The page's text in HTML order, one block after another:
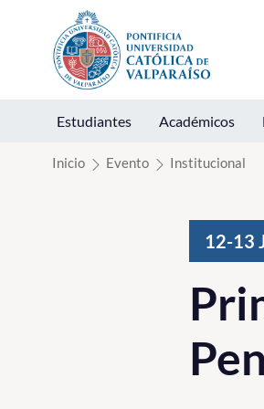
Click acá para ir directamente al contenido
Estudiantes Académicos
Inicio Evento Institucional
12-13